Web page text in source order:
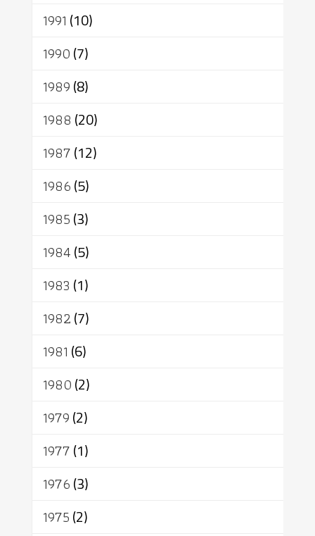
1991 (10)
1990(7)
1989(8)
1988 (20)
1987(12)
1986(5)
1985(3)
1984(5)
1983 (1)
1982(7)
1981 (6)
1980(2)
1979(2)
1977(1)
1976(3)
1975(2)